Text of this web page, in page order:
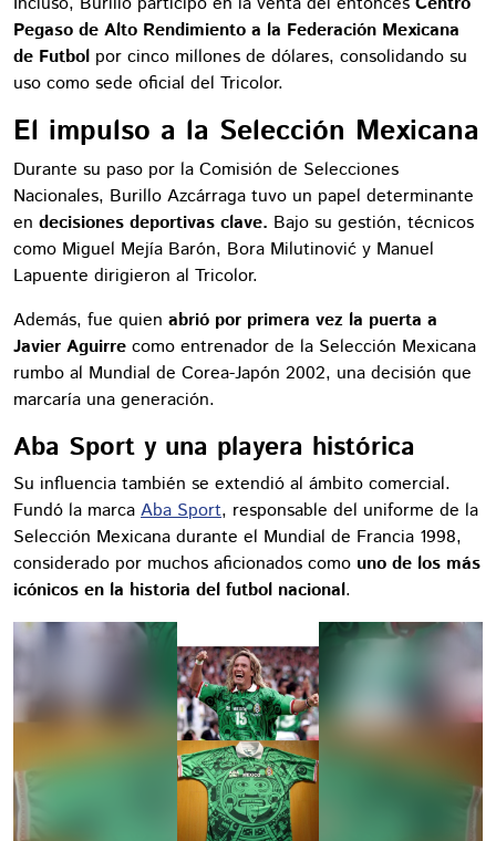
Pegaso de Alto Rendimiento a la Federación Mexicana
de Futbol por cinco millones de dólares, consolidando su
uso como sede oficial del Tricolor.
El impulso a la Selección Mexicana
Durante su paso por la Comisión de Selecciones
Nacionales, Burillo Azcárraga tuvo un papel determinante
en decisiones deportivas clave. Bajo su gestión, técnicos
como Miguel Mejía Barón, Bora Milutinović y Manuel
Lapuente dirigieron al Tricolor.
Además, fue quien abrió por primera vez la puerta a
Javier Aguirre como entrenador de la Selección Mexicana
rumbo al Mundial de Corea-Japón 2002, una decisión que
marcaría una generación.
Aba Sport y una playera histórica
Su influencia también se extendió al ámbito comercial.
Fundó la marca Aba Sport, responsable del uniforme de la
Selección Mexicana durante el Mundial de Francia 1998,
considerado por muchos aficionados como uno de los más
icónicos en la historia del futbol nacional.